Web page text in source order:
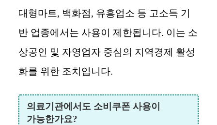
대형마트, 백화점, 유흥업소 등 고소득 기
반 업종에서는 사용이 제한됩니다. 이는 소
상공인 및 자영업자 중심의 지역경제 활성
화를 위한 조치입니다.
의료기관에서도 소비쿠폰 사용이
가능한가요?